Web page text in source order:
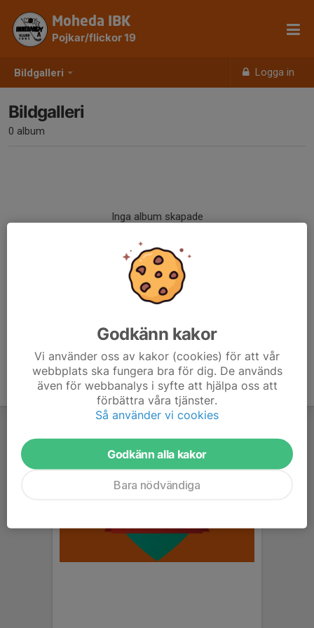
Bildgalleri Logga in
Moheda IBK
Pojkar/flickor 19
Bildgalleri
0 album
Inga album skapade
Godkänn kakor
Vi använder oss av kakor (cookies) för att vår
webbplats ska fungera bra för dig. De används
även för webbanalys i syfte att hjälpa oss att
förbättra våra tjänster.
Så använder vi cookies
Godkänn alla kakor
Bara nödvändiga